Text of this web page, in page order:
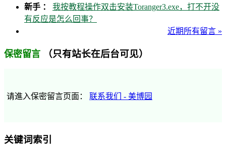
新手 ： 我按教程操作双击安装Toranger3.exe，打不开没
有反应是怎么回事？
近期所有留言 »
保密留言 （只有站长在后台可见）
请進入保密留言页面： 联系我们 - 美博园
关键词索引